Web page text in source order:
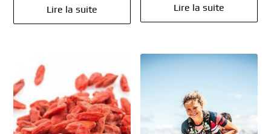
Lire la suite Lire la suite